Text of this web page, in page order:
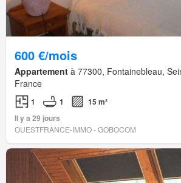
600 €/mois
Appartement à 77300, Fontainebleau,
France
1 1
15 m²
Il y a 29 jours
OUESTFRANCE-IMMO - GOBOCOM